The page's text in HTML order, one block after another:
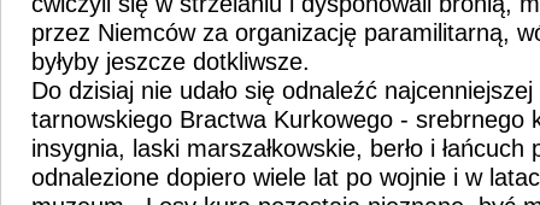
przez Niemców za organizację paramilitarną,
byłyby jeszcze dotkliwsze.
Do dzisiaj nie udało się odnaleźć
tarnowskiego Bractwa Kurkowego - srebrnego
insygnia, laski marszałkowskie, berło i łańcuch
odnalezione dopiero wiele lat po wojnie i w